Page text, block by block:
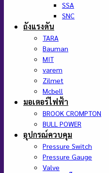
SSA
SNC
ถังแรงดัน
TARA
Bauman
MIT
varem
Zilmet
Mcbell
มอเตอร์ไฟฟ้า
BROOK CROMPTON
BULL POWER
อุปกรณ์ควบคุม
Pressure Switch
Pressure Gauge
Valve